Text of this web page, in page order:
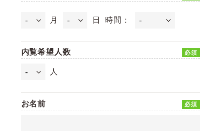
月 日 時間：
内覧希望人数 必須
人
お名前 必須